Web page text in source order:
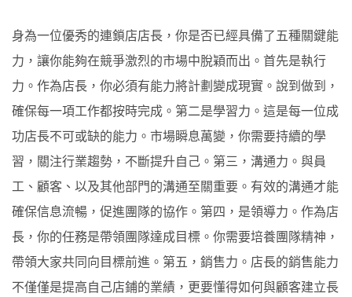
身為一位優秀的連鎖店店長，你是否已經具備了五種關鍵能
力，讓你能夠在競爭激烈的市場中脫穎而出。首先是執行
力。作為店長，你必須有能力將計劃變成現實。說到做到，
確保每一項工作都按時完成。第二是學習力。這是每一位成
功店長不可或缺的能力。市場瞬息萬變，你需要持續的學
習，關注行業趨勢，不斷提升自己。第三，溝通力。與員
工、顧客、以及其他部門的溝通至關重要。有效的溝通才能
確保信息流暢，促進團隊的協作。第四，是領導力。作為店
長，你的任務是帶領團隊達成目標。你需要培養團隊精神，
帶領大家共同向目標前進。第五，銷售力。店長的銷售能力
不僅僅是提高自己店鋪的業績，更要懂得如何與顧客建立長